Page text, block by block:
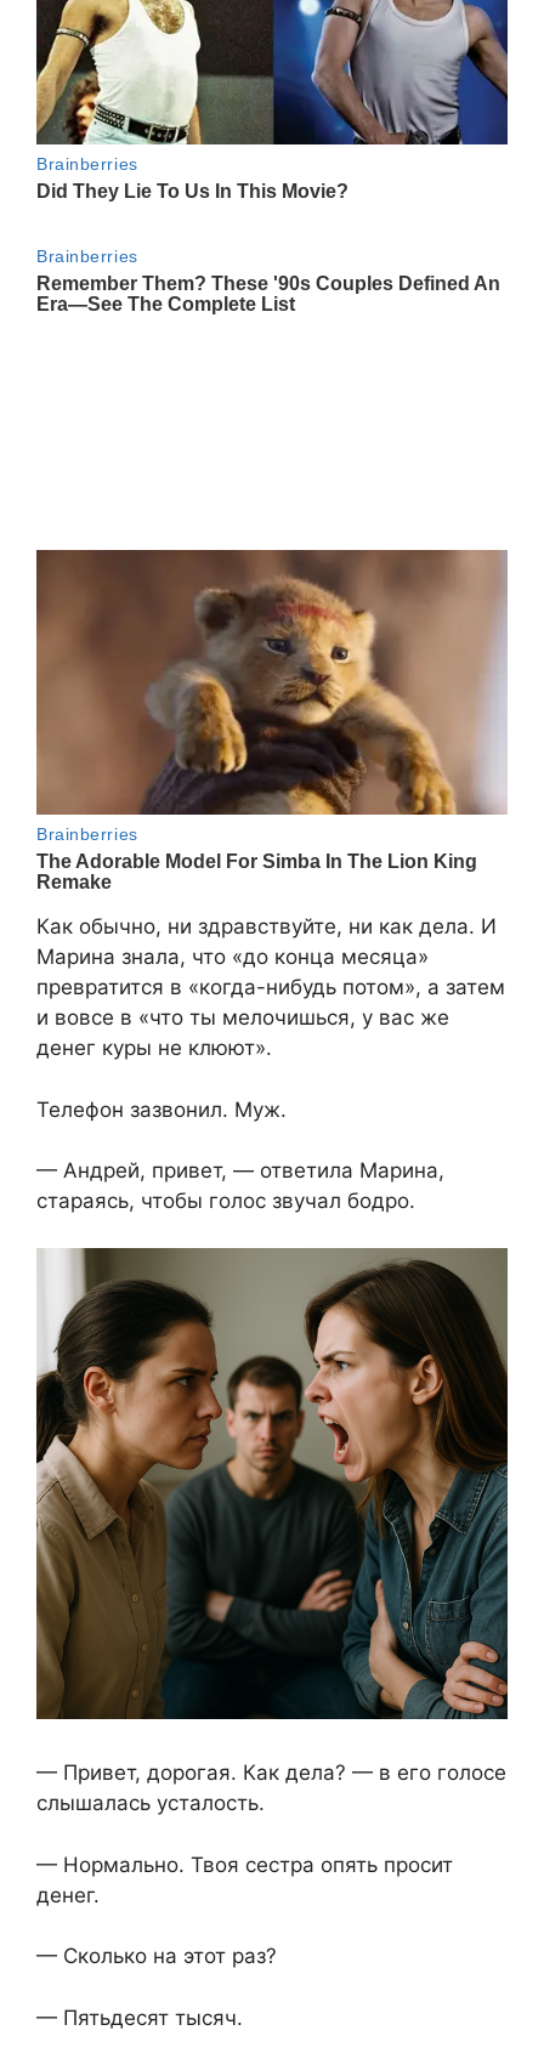
Как обычно, ни здравствуйте, ни как дела. И
Марина знала, что «до конца месяца»
превратится в «когда-нибудь потом», а затем
и вовсе в «что ты мелочишься, у вас же
денег куры не клюют».
Телефон зазвонил. Муж.
— Андрей, привет, — ответила Марина,
стараясь, чтобы голос звучал бодро.
— Привет, дорогая. Как дела? — в его голосе
слышалась усталость.
— Нормально. Твоя сестра опять просит
денег.
— Сколько на этот раз?
— Пятьдесят тысяч.